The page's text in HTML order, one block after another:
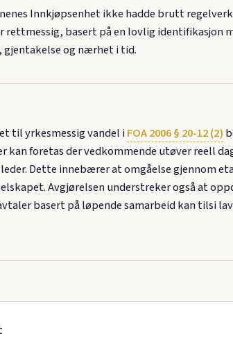
Innkjøpsenhet ikke hadde brutt
rettmessig, basert på en lovlig identifikasjon
og nærhet i tid.
til yrkesmessig vandel iFOA 2006 § 20-12 (2)
kan foretas der vedkommende utøver reell
Dette innebærer at omgåelse gjennom
Avgjørelsen understreker også at
basert på løpende samarbeid kan tilsi